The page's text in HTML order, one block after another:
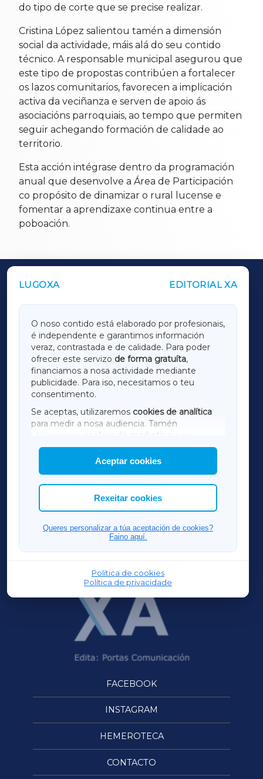
do tipo de corte que se precise realizar.
Cristina López salientou tamén a dimensión
social da actividade, máis alá do seu contido
técnico. A responsable municipal asegurou que
este tipo de propostas contribúen a fortalecer
os lazos comunitarios, favorecen a implicación
activa da veciñanza e serven de apoio ás
asociacións parroquiais, ao tempo que permiten
seguir achegando formación de calidade ao
territorio.
Esta acción intégrase dentro da programación
anual que desenvolve a Área de Participación
co propósito de dinamizar o rural lucense e
fomentar a aprendizaxe continua entre a
poboación.
LUGOXA EDITORIAL XA
O noso contido está elaborado por profesionais,
é independente e garantimos información
veraz, contrastada e de calidade. Para poder
ofrecer este servizo de forma gratuíta,
financiamos a nosa actividade mediante
publicidade. Para iso, necesitamos o teu
consentimento.
Se aceptas, utilizaremos cookies de analítica
para medir a nosa audiencia. Tamén
utilizaremos
cookies de marketing
mostrar publicidade de terceiros.
Así mesmo, podes personalizar a elección das
cookies que desexas permitir.
Aceptar cookies
Rexeitar cookies
Queres personalizar a túa aceptación de cookies?
Faino aquí.
Política de cookies
Política de privacidade
OUTROS PERIÓDICOS
LUGOXA
TERRACHAXA
AMARIÑAXA
RIBEIRASACRAXA
ACORUÑAXA
FERROLXA
OURENSEXA
FACEBOOK
INSTAGRAM
HEMEROTECA
CONTACTO